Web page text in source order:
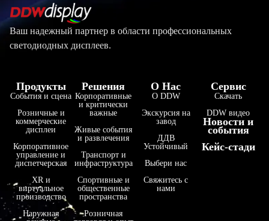
Ваш надежный партнер в области профессиональных
светодиодных дисплеев.
Продукты
События и сцена
Розничные и
коммерческие
дисплеи
Корпоративное
управление и
диспетчерская
XR и
виртуальное
производство
Наружная
Решения
Корпоративные
и критически
важные
Живые события
и развлечения
Транспорт и
инфраструктура
Спортивные и
общественные
пространства
Розничная
О Нас
О DDW
Экскурсия на
завод
ДДВ
Устойчивый
Выбери нас
Свяжитесь с
нами
Сервис
Скачать
DDW видео
Новости и
события
Кейс-стади